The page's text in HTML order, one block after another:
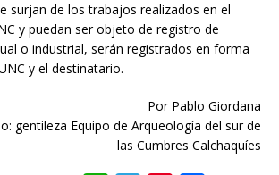
surjan de los trabajos realizados en el
y puedan ser objeto de registro de
o industrial, serán registrados en forma
y el destinatario.
Por Pablo Giordana
gentileza Equipo de Arqueología del sur de
las Cumbres Calchaquíes